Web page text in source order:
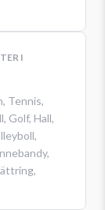
I
, Tennis,
, Golf, Hall,
,
,
,